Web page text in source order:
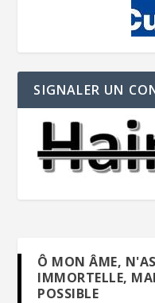
SIGNALER UN
Ô MON ÂME,
IMMORTELLE,
POSSIBLE